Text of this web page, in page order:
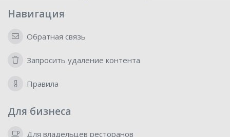
Навигация
Обратная связь
Запросить удаление контента
Правила
Для бизнеса
Для владельцев ресторанов